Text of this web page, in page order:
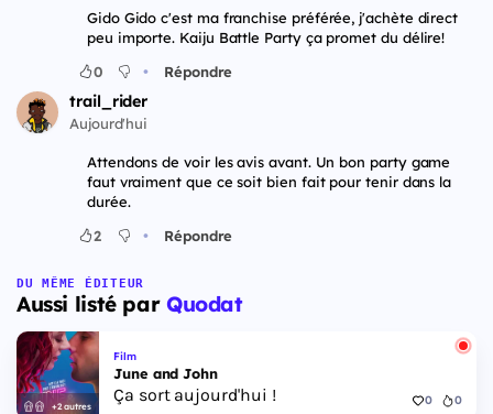
Gido Gido c'est ma franchise préférée, j'achète direct
peu importe. Kaiju Battle Party ça promet du délire!
0
• Répondre
trail_rider
Aujourd'hui
Attendons de voir les avis avant. Un bon party game
faut vraiment que ce soit bien fait pour tenir dans la
durée.
2
• Répondre
DU MÊME ÉDITEUR
Aussi listé par Quodat
+2 autres
Film
June and John
Ça sort aujourd'hui ! 0 0